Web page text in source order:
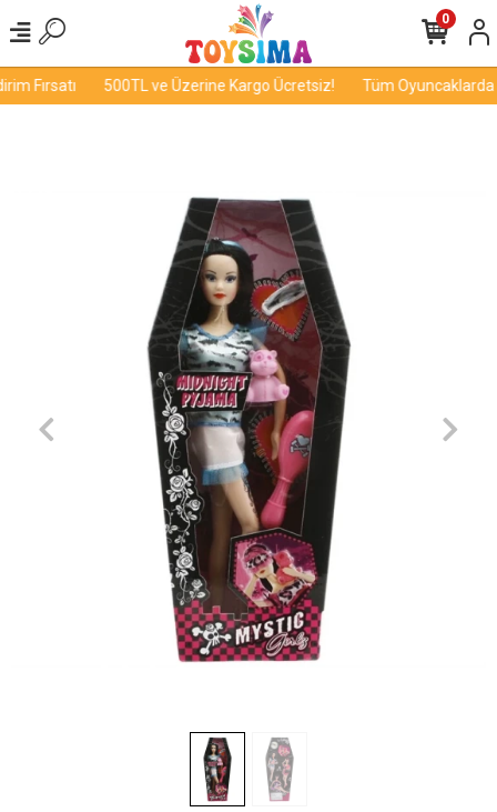
Fırsatı 500TL ve Üzerine Kargo Ücretsiz! Tüm Oyuncaklarda
0